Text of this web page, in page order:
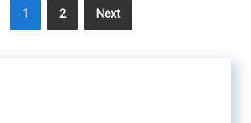
1 2 Next